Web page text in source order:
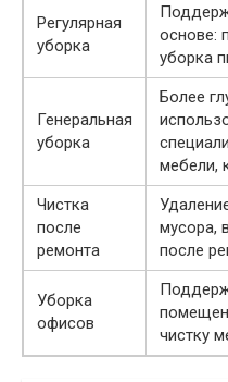
Регулярная
уборка
основе:
уборка
Генеральная
уборка
Более
мебели,
Чистка
после
ремонта
мусора,
после
Уборка
офисов
чистку